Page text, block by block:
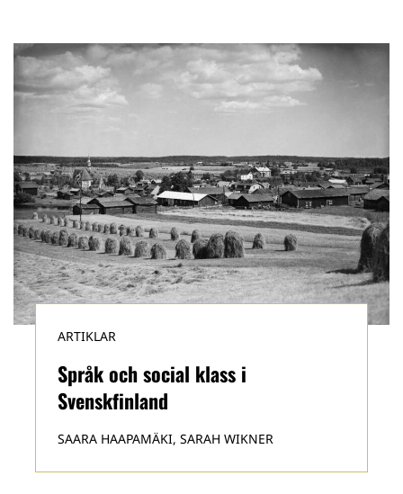
Språk och social klass i
Svenskfinland
ARTIKLAR
SAARA HAAPAMÄKI, SARAH WIKNER